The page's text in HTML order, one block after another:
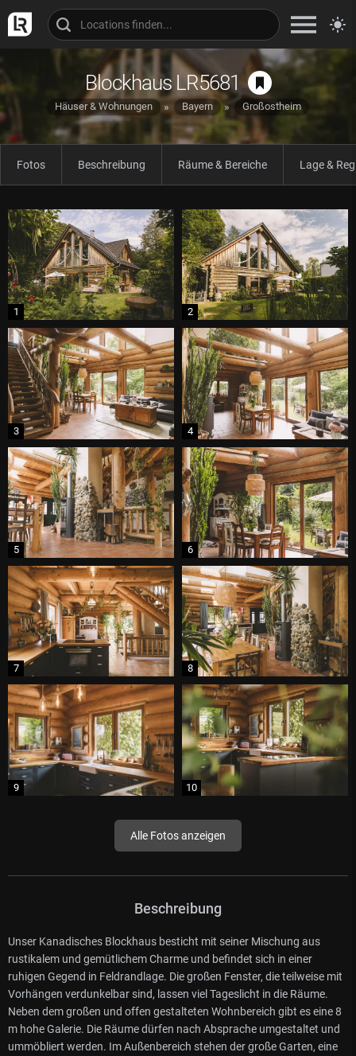
Blockhaus LR5681
Häuser & Wohnungen Bayern Großostheim
Fotos Beschreibung Räume & Bereiche Lage &
Alle Fotos anzeigen
Beschreibung
Unser Kanadisches Blockhaus besticht mit seiner Mischung aus
rustikalem und gemütlichem Charme und befindet sich in einer
ruhigen Gegend in Feldrandlage. Die großen Fenster, die teilweise mit
Vorhängen verdunkelbar sind, lassen viel Tageslicht in die Räume.
Neben dem großen und offen gestalteten Wohnbereich gibt es eine 8
m hohe Galerie. Die Räume dürfen nach Absprache umgestaltet und
ummöbliert werden. Im Außenbereich stehen der große Garten, eine